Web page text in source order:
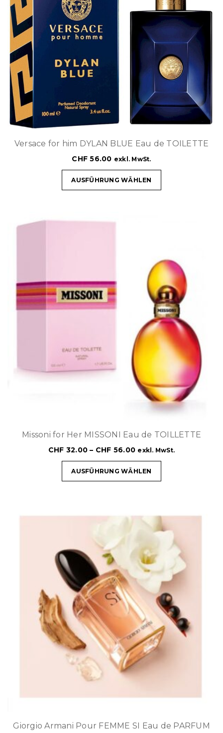
Versace for him DYLAN BLUE Eau de TOILETTE
CHF 56.00 exkl. MwSt.
AUSFÜHRUNG WÄHLEN
Missoni for Her MISSONI Eau de TOILLETTE
CHF 32.00 – CHF 56.00 exkl. MwSt.
AUSFÜHRUNG WÄHLEN
Giorgio Armani Pour FEMME SI Eau de PARFUM